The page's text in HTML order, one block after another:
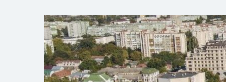
содержимомуНОВОСТИ